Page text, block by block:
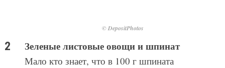
© DepositPhotos
Зеленые листовые овощи и шпинат
Мало кто знает, что в 100 г шпината